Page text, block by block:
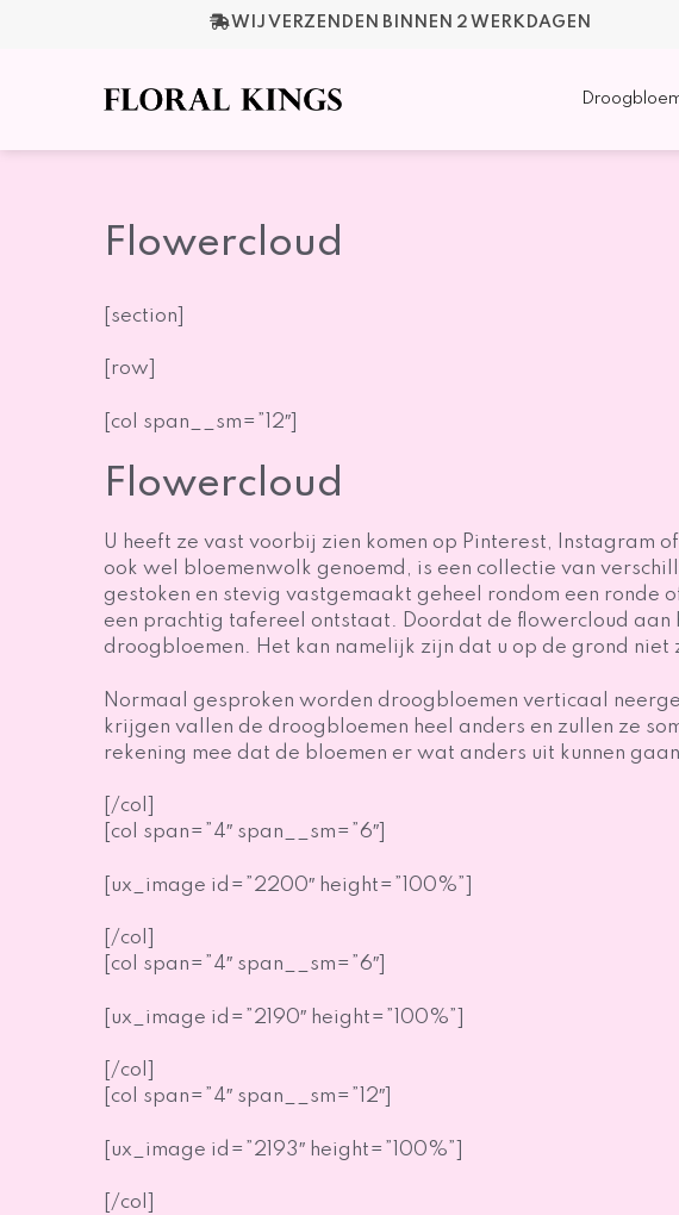
WIJ VERZENDEN BINNEN 2 WERKDAGEN
Flowercloud
[section]
[row]
[col span__sm=”12″]
Flowercloud
U heeft ze vast voorbij zien komen op Pinterest, Instagram
ook wel bloemenwolk genoemd, is een collectie van
gestoken en stevig vastgemaakt geheel rondom een
een prachtig tafereel ontstaat. Doordat de flowercloud
droogbloemen. Het kan namelijk zijn dat u op de grond
Normaal gesproken worden droogbloemen verticaal
krijgen vallen de droogbloemen heel anders en zullen ze
rekening mee dat de bloemen er wat anders uit kunnen
[/col]
[col span=”4″ span__sm=”6″]
[ux_image id=”2200″ height=”100%”]
[/col]
[col span=”4″ span__sm=”6″]
[ux_image id=”2190″ height=”100%”]
[/col]
[col span=”4″ span__sm=”12″]
[ux_image id=”2193″ height=”100%”]
[/col]